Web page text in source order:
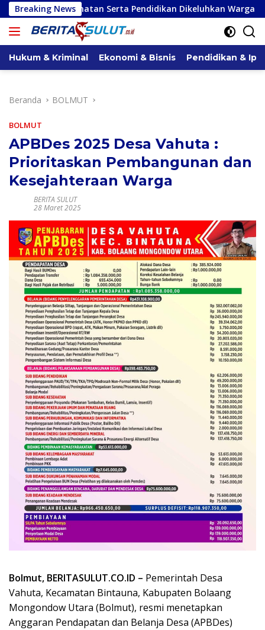
Langsung
ke
konten
Breaking News
Serta Pendidikan Dikeluhkan Warga Serap Aspirasi
Hukum & Kriminal Ekonomi & Bisnis Pendidikan &
Beranda BOLMUT
BOLMUT
APBDes 2025 Desa Vahuta :
Prioritaskan Pembangunan dan
Kesejahteraan Warga
BERITA SULUT
28 Maret 2025
Bolmut, BERITASULUT.CO.ID – Pemerintah Desa
Vahuta, Kecamatan Bintauna, Kabupaten Bolaang
Mongondow Utara (Bolmut), resmi menetapkan
Anggaran Pendapatan dan Belanja Desa (APBDes)